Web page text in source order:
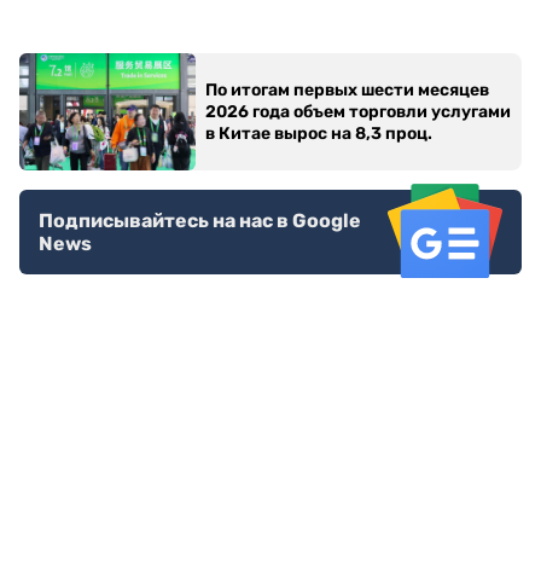
По итогам первых шести месяцев
2026 года объем торговли услугами
в Китае вырос на 8,3 проц.
Подписывайтесь на нас в Google
News